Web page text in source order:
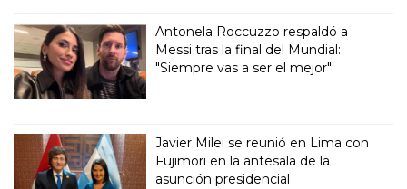
Antonela Roccuzzo respaldó a
Messi tras la final del Mundial:
"Siempre vas a ser el mejor"
Javier Milei se reunió en Lima con
Fujimori en la antesala de la
asunción presidencial